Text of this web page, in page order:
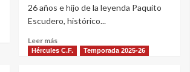
regresa
Villarreal
B
26 años e hijo de la leyenda Paquito
Escudero, histórico...
Leer másLeer
más
Hércules C.F. Temporada 2025-26